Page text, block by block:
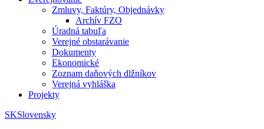
Zmluvy, Faktúry, Objednávky
Archív FZO
Úradná tabuľa
Verejné obstarávanie
Dokumenty
Ekonomické
Zoznam daňových dlžníkov
Verejná vyhláška
Projekty
SKSlovensky